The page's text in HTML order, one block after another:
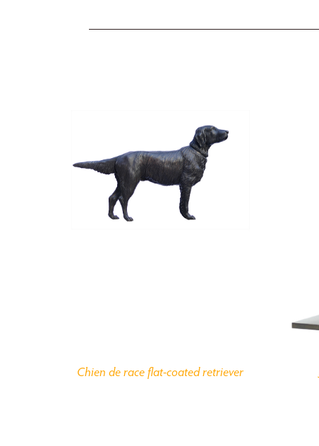
Chien de race flat-coated retriever